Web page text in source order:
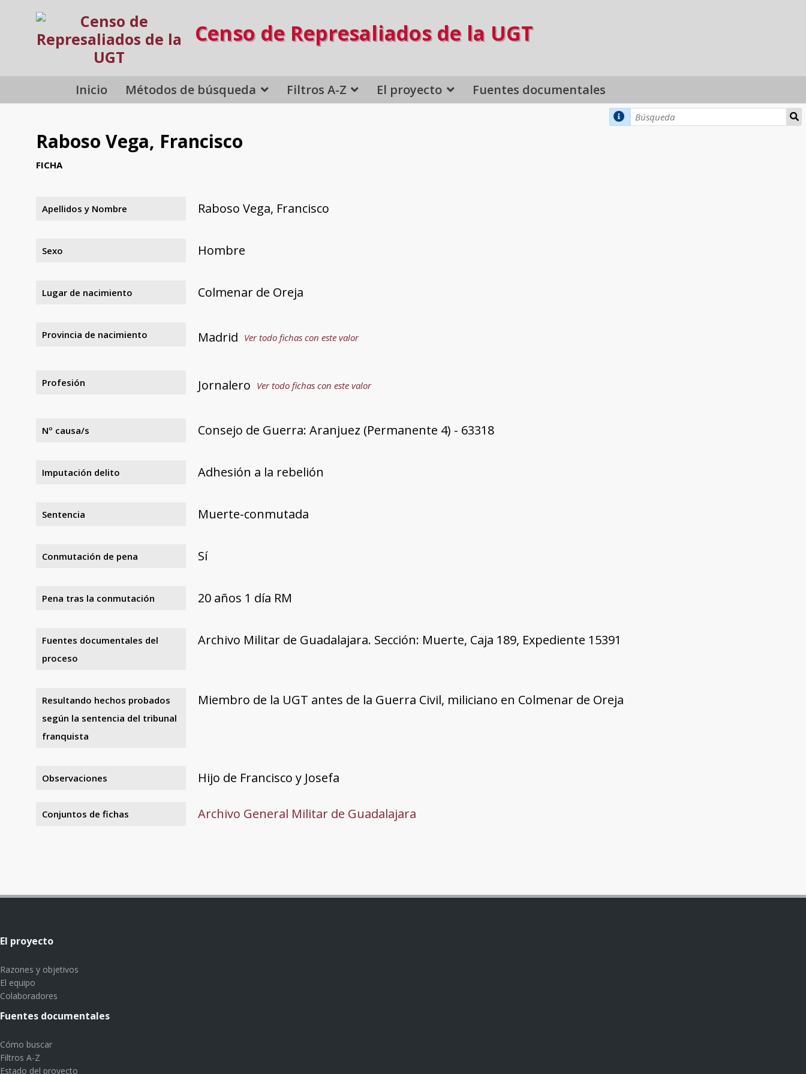
Censo de Represaliados de la UGT
Inicio Métodos de búsqueda Filtros A-Z El proyecto Fuentes documentales
Raboso Vega, Francisco
FICHA
Apellidos y Nombre Raboso Vega, Francisco
Sexo Hombre
Lugar de nacimiento Colmenar de Oreja
Provincia de nacimiento Madrid Ver todo fichas con este valor
Profesión Jornalero Ver todo fichas con este valor
Nº causa/s Consejo de Guerra: Aranjuez (Permanente 4) - 63318
Imputación delito Adhesión a la rebelión
Sentencia Muerte-conmutada
Conmutación de pena Sí
Pena tras la conmutación 20 años 1 día RM
Fuentes documentales del
proceso
Archivo Militar de Guadalajara. Sección: Muerte, Caja 189, Expediente 15391
Resultando hechos probados
según la sentencia del tribunal
franquista
Miembro de la UGT antes de la Guerra Civil, miliciano en Colmenar de Oreja
Observaciones Hijo de Francisco y Josefa
Conjuntos de fichas Archivo General Militar de Guadalajara
El proyecto
Razones y objetivos
El equipo
Colaboradores
Fuentes documentales
Cómo buscar
Filtros A-Z
Estado del proyecto